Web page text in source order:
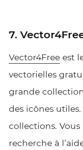
7.
Vector4Freeest
vectorielles
grande
des icônes
collections.
recherche à